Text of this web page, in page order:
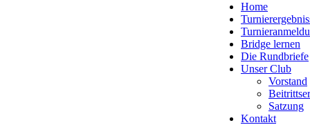
Home
Bridge lernen
Die Rundbriefe
Unser Club
Vorstand
Satzung
Kontakt